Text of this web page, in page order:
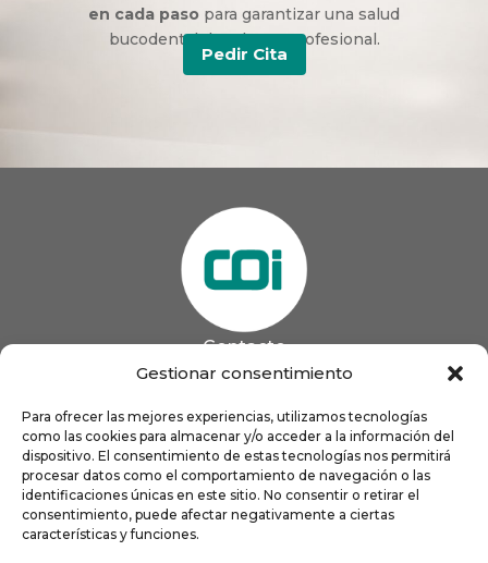
Gestionar consentimiento
Para ofrecer las mejores experiencias, utilizamos tecnologías
como las cookies para almacenar y/o acceder a la información del
dispositivo. El consentimiento de estas tecnologías nos permitirá
procesar datos como el comportamiento de navegación o las
identificaciones únicas en este sitio. No consentir o retirar el
consentimiento, puede afectar negativamente a ciertas
características y funciones.
en cada paso para garantizar una salud
bucodental duradera y profesional.
Pedir Cita
Contacto
 coigijon@gmail.com
Horario
Lun
9:00 a 13:00 - 16:00 a 21:00
Mar
9:00 a 13:00 - 16:00 a 20:00
Mié
9:00 a 14:00 - 16:00 a 19:00
Jue
9:00 a 13:00 - 16:00 a 19:00